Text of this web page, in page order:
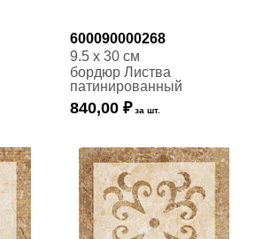
600090000268
9.5 x 30 см
бордюр Листва
патинированный
840,00 ₽ за шт.